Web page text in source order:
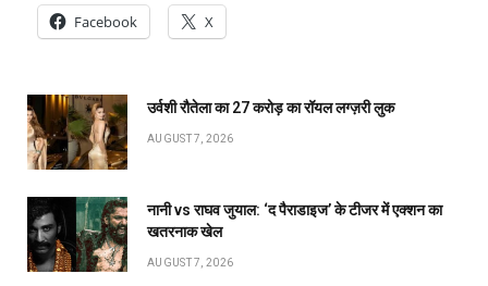
Facebook X
उर्वशी रौतेला का ₹27 करोड़ का रॉयल लग्ज़री लुक
AUGUST 7, 2026
नानी vs राघव जुयाल: ‘द पैराडाइज’ के टीजर में एक्शन का
खतरनाक खेल
AUGUST 7, 2026